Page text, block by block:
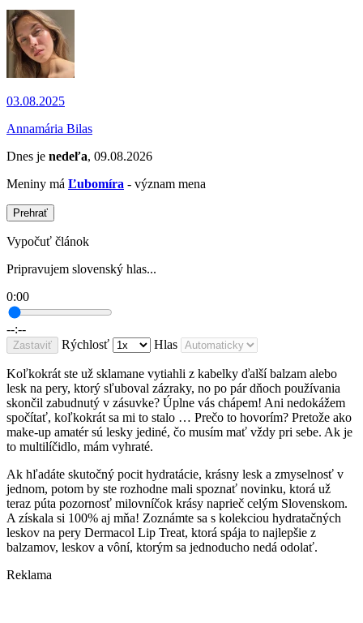
03.08.2025
Annamária Bilas
Dnes je nedeľa, 09.08.2026
Meniny má Ľubomíra - význam mena
Prehrať
Vypočuť článok
Pripravujem slovenský hlas...
0:00
--:--
Zastaviť Rýchlosť Hlas
Koľkokrát ste už sklamane vytiahli z kabelky ďalší balzam alebo
lesk na pery, ktorý sľuboval zázraky, no po pár dňoch používania
skončil zabudnutý v zásuvke? Úplne vás chápem! Ani nedokážem
spočítať, koľkokrát sa mi to stalo … Prečo to hovorím? Pretože ako
make-up amatér sú lesky jediné, čo musím mať vždy pri sebe. Ak je
to multilíčidlo, mám vyhraté.
Ak hľadáte skutočný pocit hydratácie, krásny lesk a zmyselnosť v
jednom, potom by ste rozhodne mali spoznať novinku, ktorá už
teraz púta pozornosť milovníčok krásy naprieč celým Slovenskom.
A získala si 100% aj mňa! Zoznámte sa s kolekciou hydratačných
leskov na pery Dermacol Lip Treat, ktorá spája to najlepšie z
balzamov, leskov a vôní, ktorým sa jednoducho nedá odolať.
Reklama